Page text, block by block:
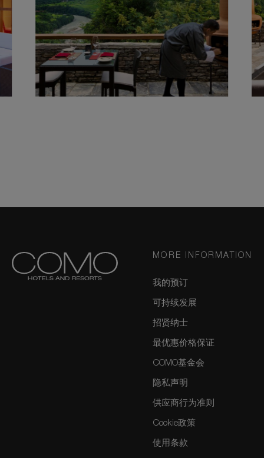
MORE INFORMATION
我的预订
可持续发展
招贤纳士
最优惠价格保证
COMO基金会
隐私声明
供应商行为准则
Cookie政策
使用条款